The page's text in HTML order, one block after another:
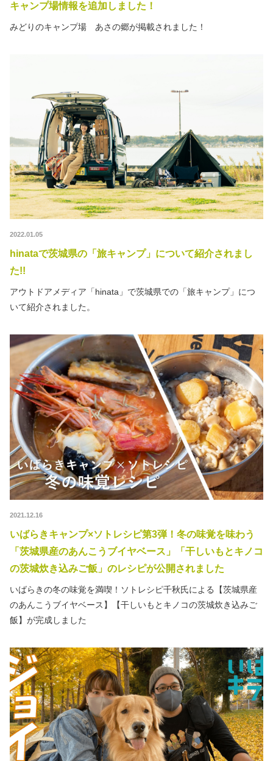
キャンプ場情報を追加しました！
みどりのキャンプ場 あさの郷が掲載されました！
2022.01.05
hinataで茨城県の「旅キャンプ」について紹介されまし
た!!
アウトドアメディア「hinata」で茨城県での「旅キャンプ」につ
いて紹介されました。
2021.12.16
いばらきキャンプ×ソトレシピ第3弾！冬の味覚を味わう
「茨城県産のあんこうブイヤベース」「干しいもとキノコ
の茨城炊き込みご飯」のレシピが公開されました
いばらきの冬の味覚を満喫！ソトレシピ千秋氏による【茨城県産
のあんこうブイヤベース】【干しいもとキノコの茨城炊き込みご
飯】が完成しました